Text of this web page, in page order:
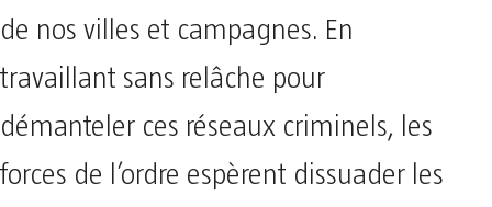
de nos villes et campagnes. En
travaillant sans relâche pour
démanteler ces réseaux criminels, les
forces de l’ordre espèrent dissuader les